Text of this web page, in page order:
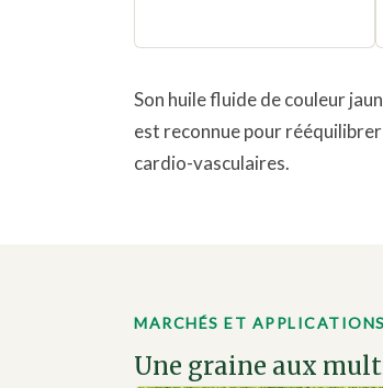
Son huile fluide de couleur
est reconnue pour
cardio-vasculaires.
MARCHÉS ET APPLICATIONS
Une graine aux